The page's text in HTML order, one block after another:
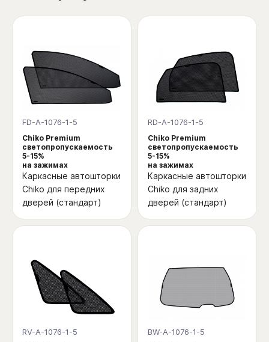
FD-A-1076-1-5
Chiko Premium
светопропускаемость
5-15%
на зажимах
Каркасные автошторки
Chiko для передних
дверей (стандарт)
RD-A-1076-1-5
Chiko Premium
светопропускаемость
5-15%
на зажимах
Каркасные автошторки
Chiko для задних
дверей (стандарт)
RV-A-1076-1-5 BW-A-1076-1-5